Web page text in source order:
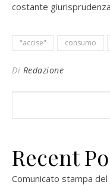
costante
"accise" consumo
Di Redazione
Recent
Comunicato stampa